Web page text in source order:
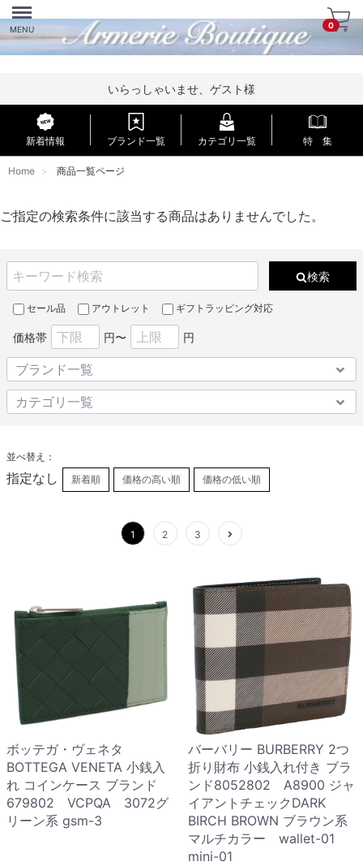
Menu
MENU 0
いらっしゃいませ、ゲスト様
新着情報 ブランド一覧 カテゴリ一覧 特 集
Home 商品一覧ページ
ご指定の検索条件に該当する商品はありませんでした。
検索
セール品 アウトレット ギフトラッピング対応
価格帯 円〜 円
並べ替え：
指定なし 新着順 価格の高い順 価格の低い順
1 2 3
ボッテガ・ヴェネタ
BOTTEGA VENETA 小銭入
れ コインケース ブランド
679802 VCPQA 3072グ
リーン系 gsm-3
バーバリー BURBERRY 2つ
折り財布 小銭入れ付き ブラ
ンド8052802 A8900 ジャ
イアントチェックDARK
BIRCH BROWN ブラウン系
マルチカラー wallet-01
mini-01